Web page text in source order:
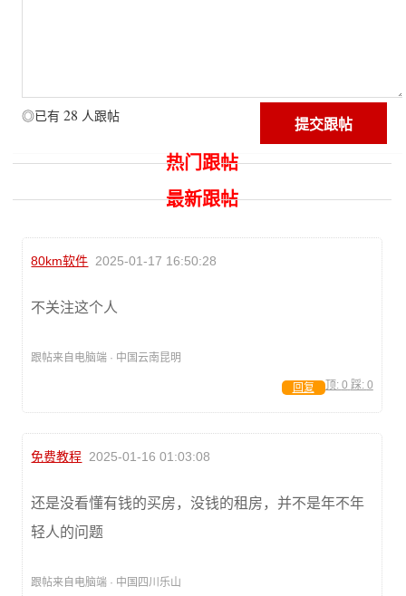
◎已有 28 人跟帖
热门跟帖
最新跟帖
80km软件 2025-01-17 16:50:28
不关注这个人
跟帖来自电脑端 · 中国云南昆明
顶: 0 踩: 0
回复
免费教程 2025-01-16 01:03:08
还是没看懂有钱的买房，没钱的租房，并不是年不年
轻人的问题
跟帖来自电脑端 · 中国四川乐山